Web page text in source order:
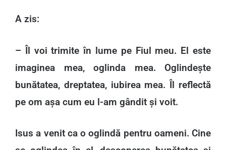
A zis:
– Îl voi trimite în lume pe Fiul meu. El este
imaginea mea, oglinda mea. Oglindește
bunătatea, dreptatea, iubirea mea. Îl reflectă
pe om așa cum eu l-am gândit și voit.
Isus a venit ca o oglindă pentru oameni. Cine